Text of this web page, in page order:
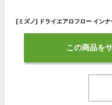
この商品を